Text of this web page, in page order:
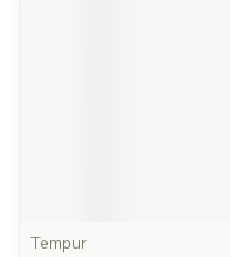
Tempur